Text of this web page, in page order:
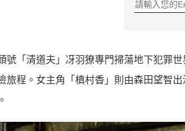
號「清道夫」冴羽獠專門掃蕩地下犯罪
旅程。女主角「槙村香」則由森田望智